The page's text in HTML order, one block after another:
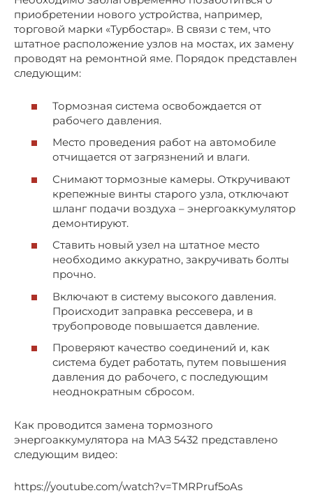
приобретении нового устройства, например,
торговой марки «Турбостар». В связи с тем, что
штатное расположение узлов на мостах, их замену
проводят на ремонтной яме. Порядок представлен
следующим:
Тормозная система освобождается от
рабочего давления.
Место проведения работ на автомобиле
отчищается от загрязнений и влаги.
Снимают тормозные камеры. Откручивают
крепежные винты старого узла, отключают
шланг подачи воздуха – энергоаккумулятор
демонтируют.
Ставить новый узел на штатное место
необходимо аккуратно, закручивать болты
прочно.
Включают в систему высокого давления.
Происходит заправка рессевера, и в
трубопроводе повышается давление.
Проверяют качество соединений и, как
система будет работать, путем повышения
давления до рабочего, с последующим
неоднократным сбросом.
Как проводится замена тормозного
энергоаккумулятора на МАЗ 5432 представлено
следующим видео:
https://youtube.com/watch?v=TMRPruf5oAs